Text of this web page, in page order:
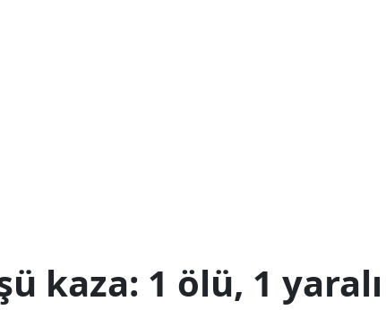
kaza: 1 ölü, 1 yaralı